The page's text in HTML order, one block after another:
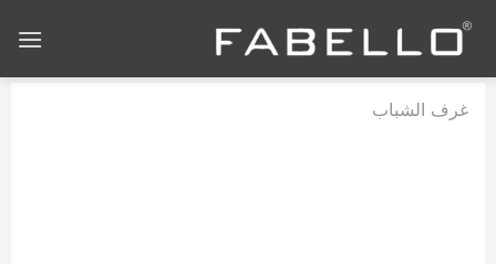
غرف الشباب